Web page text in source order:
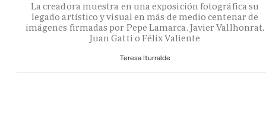
La creadora muestra en una exposición fotográfica su
legado artístico y visual en más de medio centenar de
imágenes firmadas por Pepe Lamarca, Javier Vallhonrat,
Juan Gatti o Félix Valiente
Teresa Iturralde